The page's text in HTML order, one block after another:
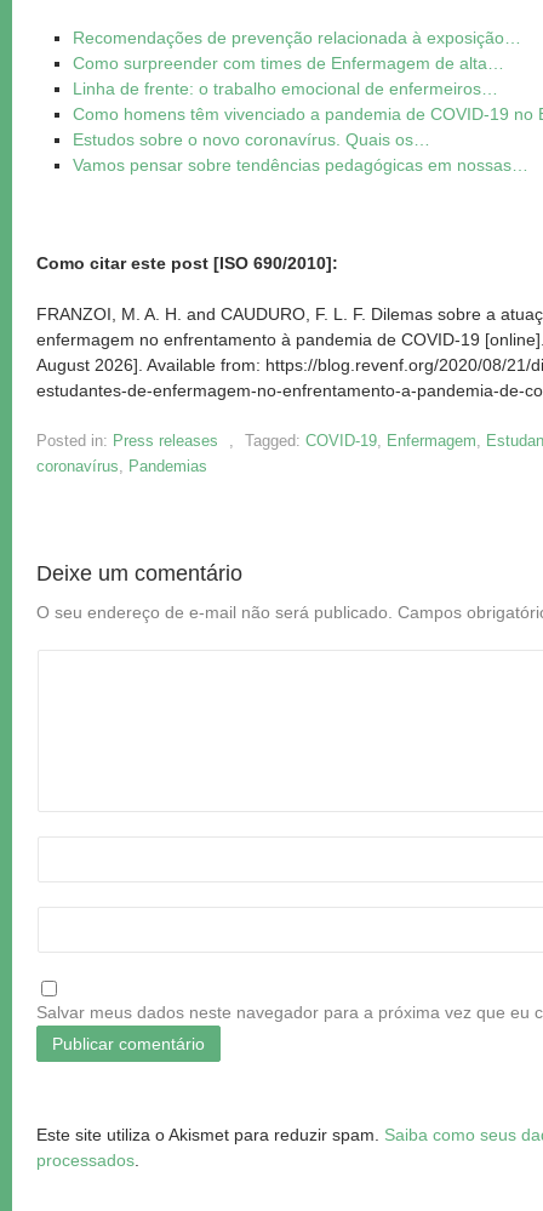
Recomendações de prevenção relacionada à exposição…
Como surpreender com times de Enfermagem de alta…
Linha de frente: o trabalho emocional de enfermeiros…
Como homens têm vivenciado a pandemia de COVID-19 no
Estudos sobre o novo coronavírus. Quais os…
Vamos pensar sobre tendências pedagógicas em nossas…
Como citar este post [ISO 690/2010]:
FRANZOI, M. A. H. and CAUDURO, F. L. F. Dilemas sobre a
enfermagem no enfrentamento à pandemia de COVID-19
August 2026]. Available from: https://blog.revenf.org/2020/08/21/
estudantes-de-enfermagem-no-enfrentamento-a-pandemia-de-
Posted in: Press releases , Tagged: COVID-19, Enfermagem,
coronavírus, Pandemias
Deixe um comentário
O seu endereço de e-mail não será publicado. Campos
Salvar meus dados neste navegador para a próxima vez que eu
Este site utiliza o Akismet para reduzir spam. Saiba como seus
processados